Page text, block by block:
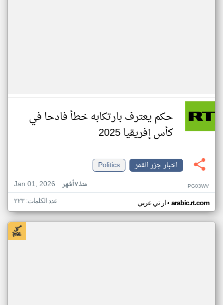
حكم يعترف بارتكابه خطأ فادحا في
كأس إفريقيا 2025
اخبار جزر القمر
Politics
Jan 01, 2026
منذ ٧ أشهر PG03WV
ار تي عربي• arabic.rt.com عدد الكلمات: ٢٢٣